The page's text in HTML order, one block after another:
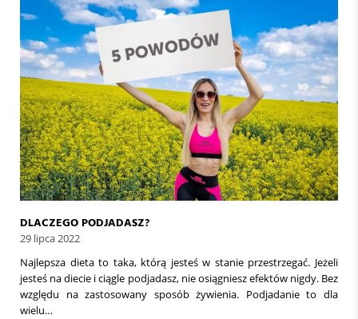
DLACZEGO PODJADASZ?
29 lipca 2022
Najlepsza dieta to taka, którą jesteś w stanie przestrzegać. Jeżeli
jesteś na diecie i ciągle podjadasz, nie osiągniesz efektów nigdy. Bez
względu na zastosowany sposób żywienia. Podjadanie to dla
wielu…